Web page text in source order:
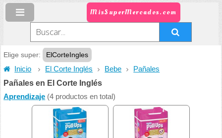
MisSuperMercados.com
Elige super:
ElCorteIngles
Inicio
El Corte Inglés Bebe Pañales
Pañales en El Corte Inglés
Aprendizaje (4 productos en total)